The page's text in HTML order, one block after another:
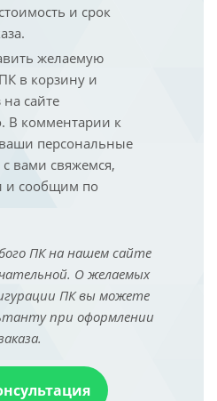
и срок
желаемую
в корзину и
сайте
В комментарии к
ваши персональные
вами свяжемся,
и сообщим по
ПК на нашем сайте
О желаемых
ПК вы можете
при оформлении